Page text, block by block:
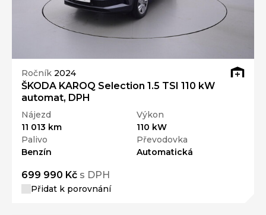
Ročník 2024
ŠKODA KAROQ Selection 1.5 TSI 110 kW
automat, DPH
Nájezd
11 013 km
Výkon
110 kW
Palivo
Benzín
Převodovka
Automatická
699 990 Kč s DPH
Přidat k porovnání